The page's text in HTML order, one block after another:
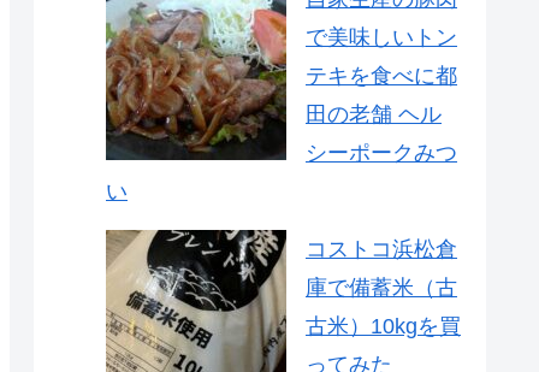
で美味しいトン
テキを食べに都
田の老舗 ヘル
シーポークみつ
い
コストコ浜松倉
庫で備蓄米（古
古米）10kgを買
ってみた